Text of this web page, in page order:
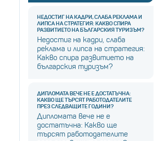
НЕДОСТИГ НА КАДРИ, СЛАБА РЕКЛАМА И
ЛИПСА НА СТРАТЕГИЯ: КАКВО СПИРА
РАЗВИТИЕТО НА БЪЛГАРСКИЯ ТУРИЗЪМ?
Недостиг на кадри, слаба
реклама и липса на стратегия:
Какво спира развитието на
българския туризъм?
ДИПЛОМАТА ВЕЧЕ НЕ Е ДОСТАТЪЧНА:
КАКВО ЩЕ ТЪРСЯТ РАБОТОДАТЕЛИТЕ
ПРЕЗ СЛЕДВАЩИТЕ ГОДИНИ?
Дипломата вече не е
достатъчна: Какво ще
търсят работодателите